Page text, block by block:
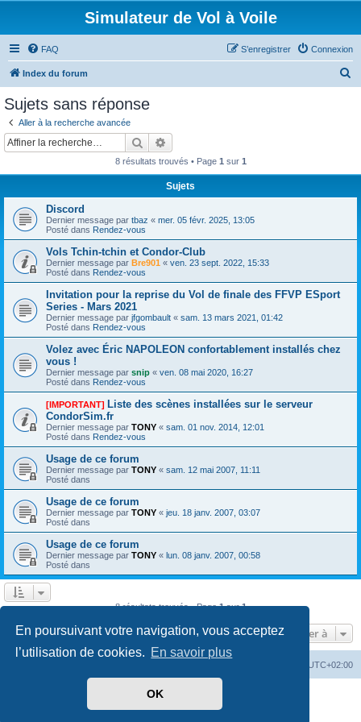
En poursuivant votre navigation, vous acceptez
l’utilisation de cookies. En savoir plus
OK
Simulateur de Vol à Voile
FAQ Connexion
S’enregistrer
Index du forum
Sujets sans réponse
Aller à la recherche avancée
Rechercher
8 résultats trouvés • Page 1 sur 1
Sujets
Discord
Dernier message par tbaz « mer. 05 févr. 2025, 13:05
Posté dans Rendez-vous
Vols Tchin-tchin et Condor-Club
Dernier message par Bre901 « ven. 23 sept. 2022, 15:33
Posté dans Rendez-vous
Invitation pour la reprise du Vol de finale des FFVP ESport
Series - Mars 2021
Dernier message par jfgombault « sam. 13 mars 2021, 01:42
Posté dans Rendez-vous
Volez avec Éric NAPOLEON confortablement installés chez
vous !
Dernier message par snip « ven. 08 mai 2020, 16:27
Posté dans Rendez-vous
[IMPORTANT] Liste des scènes installées sur le serveur
CondorSim.fr
Dernier message par TONY « sam. 01 nov. 2014, 12:01
Posté dans Rendez-vous
Usage de ce forum
Dernier message par TONY « sam. 12 mai 2007, 11:11
Posté dans
Usage de ce forum
Dernier message par TONY « jeu. 18 janv. 2007, 03:07
Posté dans
Usage de ce forum
Dernier message par TONY « lun. 08 janv. 2007, 00:58
Posté dans
8 résultats trouvés • Page1sur1
Aller à
UTC+02:00
phpBB ® Forum Software © phpBB Limited
phpBB-fr.com